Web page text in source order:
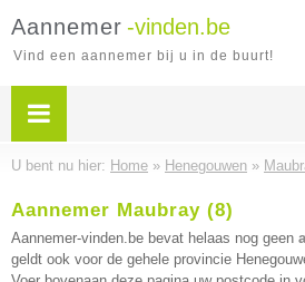
Aannemer -vinden.be
Vind een aannemer bij u in de buurt!
U bent nu hier: Home » Henegouwen »
Aannemer Maubray (8)
Aannemer-vinden.be bevat helaas nog geen
geldt ook voor de gehele provincie